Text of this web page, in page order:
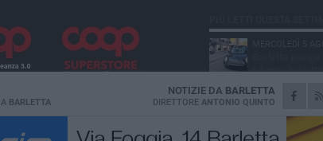
A BARLETTA
NOTIZIE DA BARLETTA
DIRETTORE ANTONIO QUINTO
64enne
GIOVEDÌ 6
Il ricordo di
sorriso:
separavano dalla
MERCOLEDÌ 5